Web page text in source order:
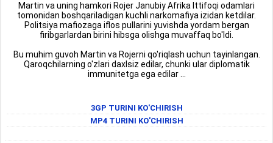
Martin va uning hamkori Rojer Janubiy Afrika Ittifoqi odamlari
tomonidan boshqariladigan kuchli narkomafiya izidan ketdilar.
Politsiya mafiozaga iflos pullarini yuvishda yordam bergan
firibgarlardan birini hibsga olishga muvaffaq bo'ldi.
Bu muhim guvoh Martin va Rojerni qo'riqlash uchun tayinlangan.
Qaroqchilarning o'zlari daxlsiz edilar, chunki ular diplomatik
immunitetga ega edilar ...
3GP TURINI KO'CHIRISH
MP4 TURINI KO'CHIRISH